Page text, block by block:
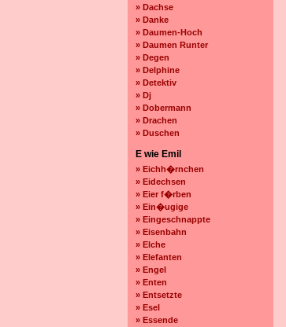
» Dachse
» Danke
» Daumen-Hoch
» Daumen Runter
» Degen
» Delphine
» Detektiv
» Dj
» Dobermann
» Drachen
» Duschen
E wie Emil
» Eichh�rnchen
» Eidechsen
» Eier f�rben
» Ein�ugige
» Eingeschnappte
» Eisenbahn
» Elche
» Elefanten
» Engel
» Enten
» Entsetzte
» Esel
» Essende